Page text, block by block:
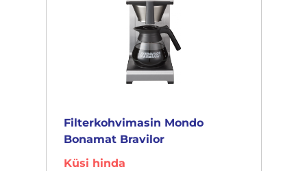
Filterkohvimasin Mondo
Bonamat Bravilor
Küsi hinda